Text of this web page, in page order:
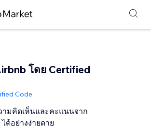
โดย Certified
Code
ามคิดเห็นและคะแนนจาก
ด้อย่างง่ายดาย